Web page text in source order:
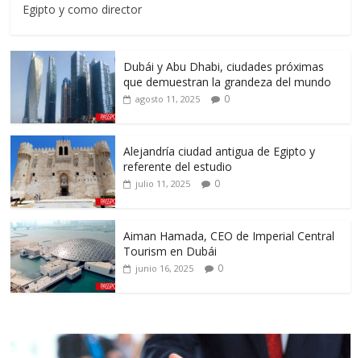
Egipto y como director
Dubái y Abu Dhabi, ciudades próximas
que demuestran la grandeza del mundo
agosto 11, 2025 0
Alejandría ciudad antigua de Egipto y
referente del estudio
julio 11, 2025 0
Aiman Hamada, CEO de Imperial Central
Tourism en Dubái
junio 16, 2025 0